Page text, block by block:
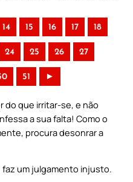
14 15 16 17 18
24 25 26 27
51 ►
do que irritar-se, e não
a sua falta! Como o
procura desonrar a
faz um julgamento injusto.